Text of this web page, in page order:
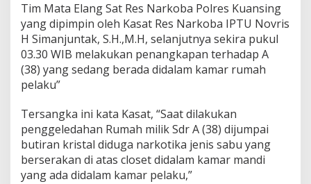
P
i
d
a
a
r
k
o
t
i
k
Tim Mata Elang Sat Res Narkoba Polres Kuansing
yang dipimpin oleh Kasat Res Narkoba IPTU Novris
H Simanjuntak, S.H.,M.H, selanjutnya sekira pukul
03.30 WIB melakukan penangkapan terhadap A
(38) yang sedang berada didalam kamar rumah
pelaku”
Tersangka ini kata Kasat, “Saat dilakukan
penggeledahan Rumah milik Sdr A (38) dijumpai
butiran kristal diduga narkotika jenis sabu yang
berserakan di atas closet didalam kamar mandi
yang ada didalam kamar pelaku,”